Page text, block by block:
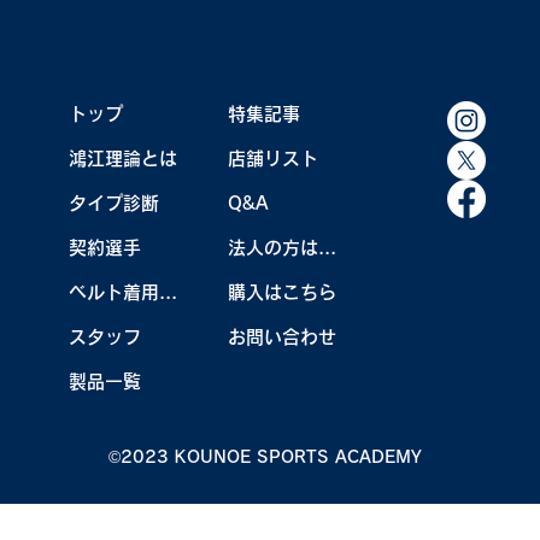
【KOUNOEキャンプ2026】活動報告
トップ
鴻江理論とは
タイプ診断
契約選手
スタッフ
製品一覧
特集記事
店舗リスト
Q&A
法人の方はこちら
購入はこちら
お問い合わせ
©2023 KOUNOE SPORTS ACADEMY